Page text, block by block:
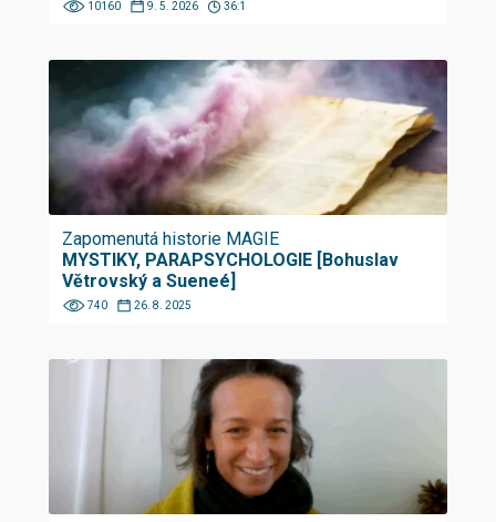
10160 9. 5. 2026 36:1
Zapomenutá historie MAGIE
MYSTIKY, PARAPSYCHOLOGIE [Bohuslav
Větrovský a Sueneé]
740 26. 8. 2025